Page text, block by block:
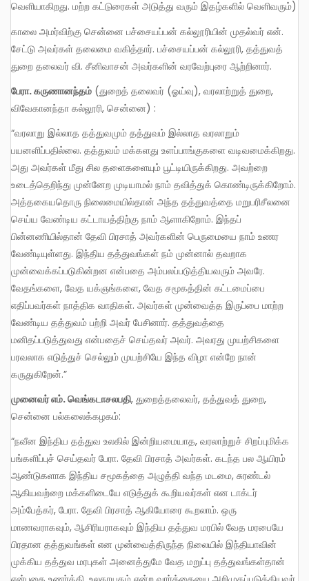
வெளியாகிறது. மற்ற கட்டுரைகள் அடுத்து வரும் இதழ்களில் வெளிவரும்)
காலை அமர்விற்கு சென்னை பச்சையப்பன் கல்லூரியின் முதல்வர் என்.
சேட்டு அவர்கள் தலைமை வகித்தார். பச்சையப்பன் கல்லூரி, தத்துவத்
துறை தலைவர் வி. சீனிவாசன் அவர்களின் வரவேற்புரை ஆற்றினார்.
பேரா. கருணானந்தம் (துறைத் தலைவர் (ஓய்வு), வரலாற்றுத் துறை,
விவேகானந்தா கல்லூரி, சென்னை) :
“வரலாறு இல்லாத தத்துவமும் தத்துவம் இல்லாத வரலாறும்
பயனளிப்பதில்லை. தத்துவம் மக்களது உளப்பாங்குகளை வடிவமைக்கிறது.
அது அவர்கள் மீது சில தளைகளையும் பூட்டியிருக்கிறது. அவற்றை
உடைத்தெறிந்து முன்னேற முடியாமல் நாம் தவித்துக் கொண்டிருக்கிறோம்.
அத்தகையதொரு நிலைமையில்தான் அந்த தத்துவத்தை மறுபரிசீலனை
செய்ய வேண்டிய கட்டாயத்திற்கு நாம் ஆளாகிறோம். இந்தப்
பின்னணியில்தான் தேவி பிரசாத் அவர்களின் பெருமையை நாம் உணர
வேண்டியுள்ளது. இந்திய தத்துவங்கள் நம் முன்னால் தவறாக
முன்வைக்கப்படுகின்றன என்பதை அம்பலப்படுத்தியவரும் அவரே.
வேதங்களை, வேத யக்ஞங்களை, வேத சமூகத்தின் கட்டமைப்பை
எதிப்பவர்கள் நாத்திக வாதிகள். அவர்கள் முன்வைத்த இருப்பை மாற்ற
வேண்டிய தத்துவம் பற்றி அவர் பேசினார். தத்துவத்தை
மனிதப்படுத்துவது என்பதைச் செய்தவர் அவர். அவரது முயற்சிகளை
பரவலாக எடுத்துச் செல்லும் முயற்சியே இந்த விழா என்றே நான்
கருதுகிறேன்.”
முனைவர் எம். வெங்கடாசலபதி, துறைத்தலைவர், தத்துவத் துறை,
சென்னை பல்கலைக்கழகம்:
“நவீன இந்திய தத்துவ உலகில் இன்றியமையாத, வரலாற்றுச் சிறப்புமிக்க
பங்களிப்புச் செய்தவர் பேரா. தேவி பிரசாத் அவர்கள். கடந்த பல ஆயிரம்
ஆண்டுகளாக இந்திய சமூகத்தை அழுத்தி வந்த மடமை, சுரண்டல்
ஆகியவற்றை மக்களிடையே எடுத்துக் கூறியவர்கள் என டாக்டர்
அம்பேத்கர், பேரா. தேவி பிரசாத் ஆகியோரை கூறலாம். ஒரு
மாணவராகவும், ஆசிரியராகவும் இந்திய தத்துவ மரபில் வேத மரபையே
பிரதான தத்துவங்கள் என முன்வைத்திருந்த நிலையில் இந்தியாவின்
முக்கிய தத்துவ மரபுகள் அனைத்துமே வேத மறுப்பு தத்துவங்கள்தான்